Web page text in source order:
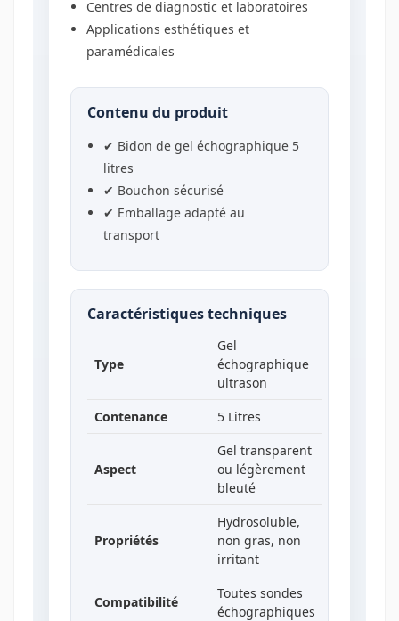
Centres de diagnostic et laboratoires
Applications esthétiques et
paramédicales
Contenu du produit
✔ Bidon de gel échographique 5
litres
✔ Bouchon sécurisé
✔ Emballage adapté au
transport
Caractéristiques techniques
Type
Gel
échographique
ultrason
Contenance
5 Litres
Aspect
Gel transparent
ou légèrement
bleuté
Propriétés
Hydrosoluble,
non gras, non
irritant
Compatibilité
Toutes sondes
échographiques